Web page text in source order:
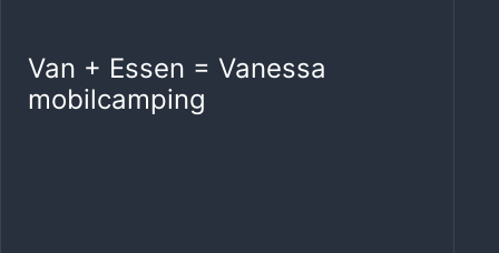
Van + Essen = Vanessa
mobilcamping